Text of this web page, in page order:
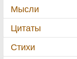
Мысли
Цитаты
Стихи